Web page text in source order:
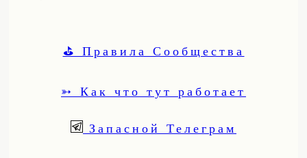
⛳ Правила Сообщества
➳ Как что тут работает
Запасной Телеграм